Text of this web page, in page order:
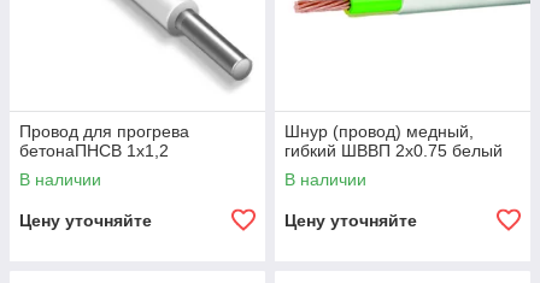
• Кабели и провода монтажные
• Кабели управленияv • Кабели компьютерные
• Кабели коаксиальные
Провод для прогрева
бетонаПНСВ 1х1,2
В наличии
Цену уточняйте
Шнур (провод) медный,
гибкий ШВВП 2x0.75 белый
В наличии
Цену уточняйте